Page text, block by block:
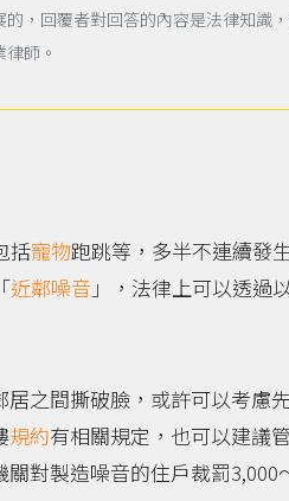
，回覆者對回答的內容是法律知識
師。
括寵物跑跳等，多半不連續發
近鄰噪音 」，法律上可以透過
之間撕破臉，或許可以考慮
規約有相關規定，也可以建議
對製造噪音的住戶裁罰3,000